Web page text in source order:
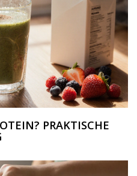
PRAKTISCHE